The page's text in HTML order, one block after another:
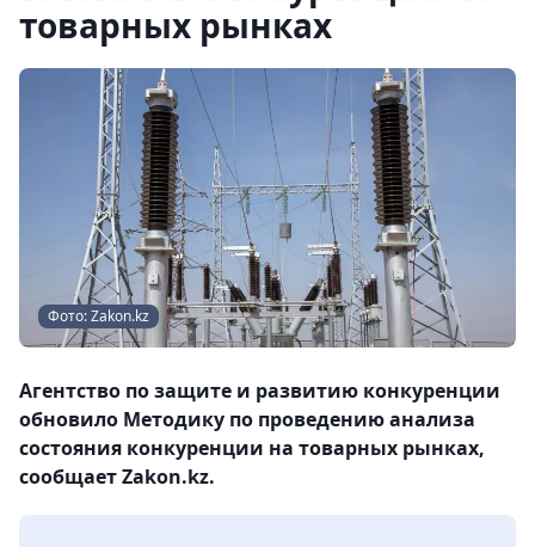
товарных рынках
Фото: Zakon.kz
Агентство по защите и развитию конкуренции
обновило Методику по проведению анализа
состояния конкуренции на товарных рынках,
сообщает Zakon.kz.